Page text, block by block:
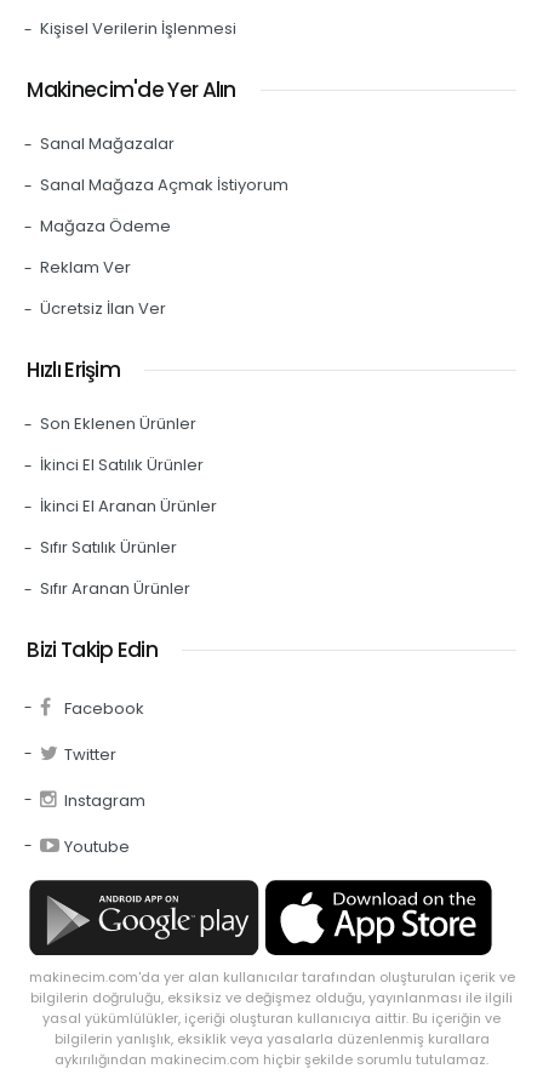
Kişisel Verilerin İşlenmesi
Makinecim'de Yer Alın
Sanal Mağazalar
Sanal Mağaza Açmak İstiyorum
Mağaza Ödeme
Reklam Ver
Ücretsiz İlan Ver
Hızlı Erişim
Son Eklenen Ürünler
İkinci El Satılık Ürünler
İkinci El Aranan Ürünler
Sıfır Satılık Ürünler
Sıfır Aranan Ürünler
Bizi Takip Edin
Facebook
Twitter
Instagram
Youtube
makinecim.com'da yer alan kullanıcılar tarafından oluşturulan içerik ve
bilgilerin doğruluğu, eksiksiz ve değişmez olduğu, yayınlanması ile ilgili
yasal yükümlülükler, içeriği oluşturan kullanıcıya aittir. Bu içeriğin ve
bilgilerin yanlışlık, eksiklik veya yasalarla düzenlenmiş kurallara
aykırılığından makinecim.com hiçbir şekilde sorumlu tutulamaz.